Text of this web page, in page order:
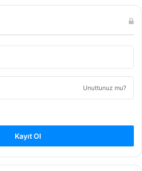
Unuttunuz mu?
Kayıt Ol